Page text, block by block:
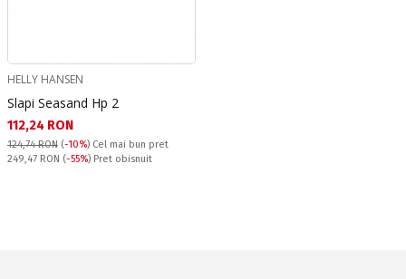
HELLY HANSEN
Slapi Seasand Hp 2
Текуща цена:
112,24 RON
124,74 RON (-10%) Cel mai bun pret
Pret obisnuit:
249,47 RON (-55%) Pret obisnuit